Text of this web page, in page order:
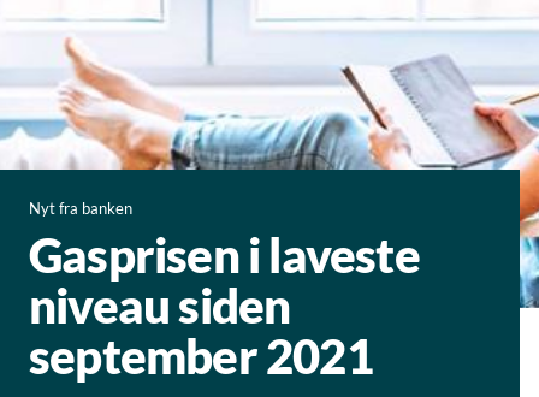
Nyt fra banken
Gasprisen i laveste
niveau siden
september 2021